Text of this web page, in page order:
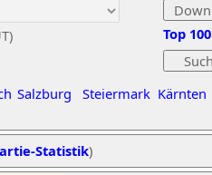
Salzburg Steiermark Kärnten
Top 100
Statistik)